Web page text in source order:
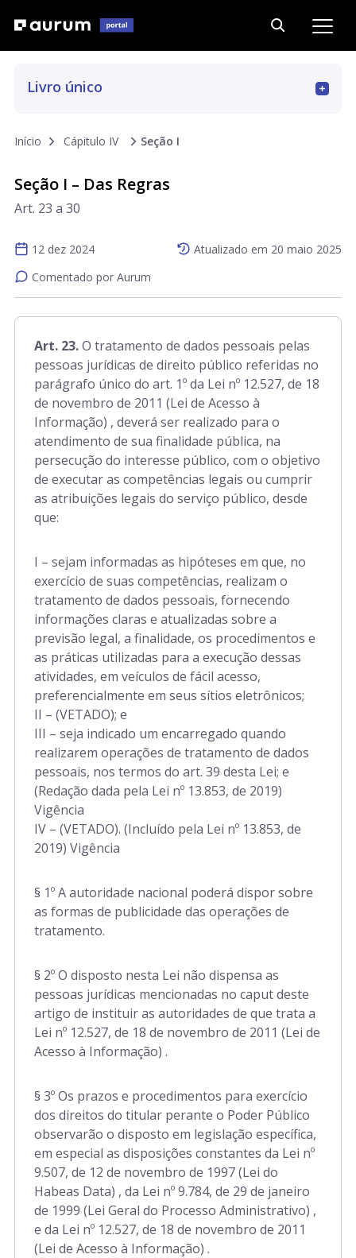
Livro único
Art. 7 a 16
Art. 33 a 36
Art. 37 a 45
Art. 46 a 51
Art. 52 a 54
Art. 55 a 59
Art. 60 a 65
Início Cápitulo IV Seção I
Seção I – Das Regras
Art. 23 a 30
Comentado por Aurum
12 dez 2024 Atualizado em 20 maio 2025
Art. 23.O tratamento de dados pessoais pelas
pessoas jurídicas de direito público referidas no
parágrafo único do art. 1º da Lei nº 12.527, de 18
de novembro de 2011 (Lei de Acesso à
Informação) , deverá ser realizado para o
atendimento de sua finalidade pública, na
persecução do interesse público, com o objetivo
de executar as competências legais ou cumprir
as atribuições legais do serviço público, desde
que:
I – sejam informadas as hipóteses em que, no
exercício de suas competências, realizam o
tratamento de dados pessoais, fornecendo
informações claras e atualizadas sobre a
previsão legal, a finalidade, os procedimentos e
as práticas utilizadas para a execução dessas
atividades, em veículos de fácil acesso,
preferencialmente em seus sítios eletrônicos;
II – (VETADO); e
III – seja indicado um encarregado quando
realizarem operações de tratamento de dados
pessoais, nos termos do art. 39 desta Lei; e
(Redação dada pela Lei nº 13.853, de 2019)
Vigência
IV – (VETADO). (Incluído pela Lei nº 13.853, de
2019) Vigência
§ 1º A autoridade nacional poderá dispor sobre
as formas de publicidade das operações de
tratamento.
§ 2º O disposto nesta Lei não dispensa as
pessoas jurídicas mencionadas no caput deste
artigo de instituir as autoridades de que trata a
Lei nº 12.527, de 18 de novembro de 2011 (Lei de
Acesso à Informação) .
§ 3º Os prazos e procedimentos para exercício
dos direitos do titular perante o Poder Público
observarão o disposto em legislação específica,
em especial as disposições constantes da Lei nº
9.507, de 12 de novembro de 1997 (Lei do
Habeas Data) , da Lei nº 9.784, de 29 de janeiro
de 1999 (Lei Geral do Processo Administrativo) ,
e da Lei nº 12.527, de 18 de novembro de 2011
(Lei de Acesso à Informação) .